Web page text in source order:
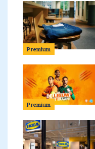
Premium
Premium